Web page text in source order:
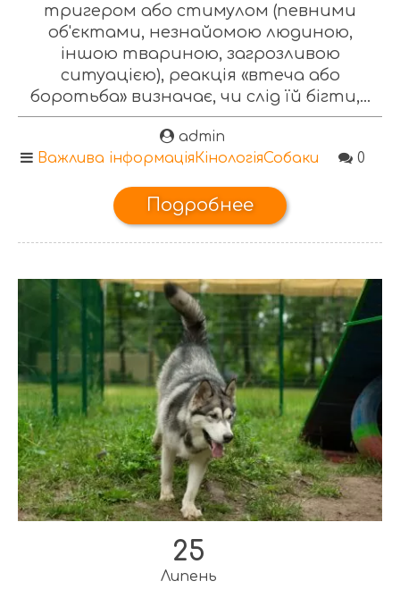
тригером або стимулом (певними
об'єктами, незнайомою людиною,
іншою твариною, загрозливою
ситуацією), реакція «втеча або
боротьба» визначає, чи слід їй бігти,...
admin
Важлива інформаціяКінологіяСобаки 0
Подробнее
25
Липень